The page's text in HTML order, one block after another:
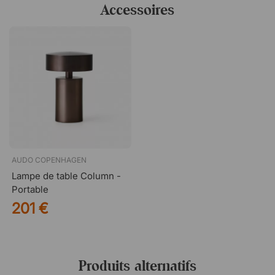
Accessoires
AUDO COPENHAGEN
Lampe de table Column -
Portable
201 €
Produits alternatifs